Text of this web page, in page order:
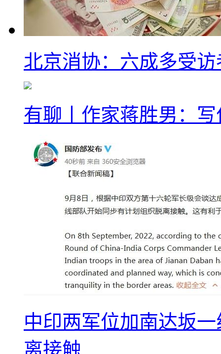
北京消协：六成多受
有聊丨作家蒋胜男：
中印两军位加南达坂
离接触